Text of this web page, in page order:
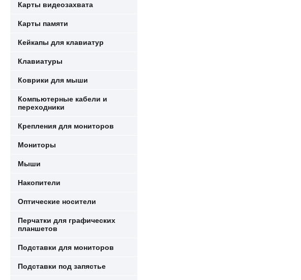
Карты видеозахвата
Карты памяти
Кейкапы для клавиатур
Клавиатуры
Коврики для мыши
Компьютерные кабели и
переходники
Крепления для мониторов
Мониторы
Мыши
Накопители
Оптические носители
Перчатки для графических
планшетов
Подставки для мониторов
Подставки под запястье